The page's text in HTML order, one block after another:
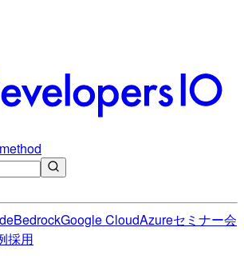
BedrockGoogle CloudAzureセミナー会
採用